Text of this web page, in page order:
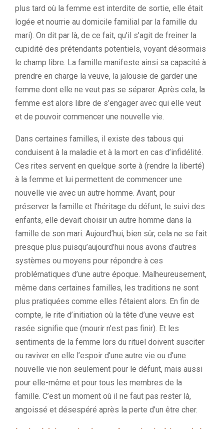
plus tard où la femme est interdite de sortie, elle était
logée et nourrie au domicile familial par la famille du
mari). On dit par là, de ce fait, qu’il s’agit de freiner la
cupidité des prétendants potentiels, voyant désormais
le champ libre. La famille manifeste ainsi sa capacité à
prendre en charge la veuve, la jalousie de garder une
femme dont elle ne veut pas se séparer. Après cela, la
femme est alors libre de s’engager avec qui elle veut
et de pouvoir commencer une nouvelle vie.
Dans certaines familles, il existe des tabous qui
conduisent à la maladie et à la mort en cas d’infidélité.
Ces rites servent en quelque sorte à (rendre la liberté)
à la femme et lui permettent de commencer une
nouvelle vie avec un autre homme. Avant, pour
préserver la famille et l’héritage du défunt, le suivi des
enfants, elle devait choisir un autre homme dans la
famille de son mari. Aujourd’hui, bien sûr, cela ne se fait
presque plus puisqu’aujourd’hui nous avons d’autres
systèmes ou moyens pour répondre à ces
problématiques d’une autre époque. Malheureusement,
même dans certaines familles, les traditions ne sont
plus pratiquées comme elles l’étaient alors. En fin de
compte, le rite d’initiation où la tête d’une veuve est
rasée signifie que (mourir n’est pas finir). Et les
sentiments de la femme lors du rituel doivent susciter
ou raviver en elle l’espoir d’une autre vie ou d’une
nouvelle vie non seulement pour le défunt, mais aussi
pour elle-même et pour tous les membres de la
famille. C’est un moment où il ne faut pas rester là,
angoissé et désespéré après la perte d’un être cher.